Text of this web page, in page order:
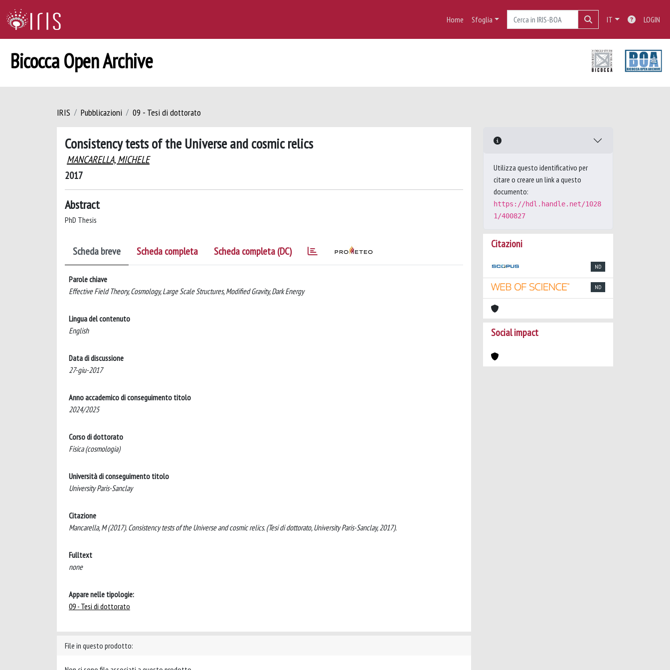
Home Sfoglia IT LOGIN
Bicocca Open Archive
IRIS Pubblicazioni 09 - Tesi di dottorato
Consistency tests of the Universe and cosmic relics
MANCARELLA, MICHELE
2017
Abstract
PhD Thesis
Scheda breve Scheda completa Scheda completa (DC)
Parole chiave
Effective Field Theory, Cosmology, Large Scale Structures, Modified Gravity, Dark Energy
Lingua del contenuto
English
Data di discussione
27-giu-2017
Anno accademico di conseguimento titolo
2024/2025
Corso di dottorato
Fisica (cosmologia)
Università di conseguimento titolo
University Paris-Sanclay
Citazione
Mancarella, M (2017). Consistency tests of the Universe and cosmic relics. (Tesi di dottorato, University Paris-Sanclay, 2017).
Fulltext
none
Appare nelle tipologie:
09 - Tesi di dottorato
File in questo prodotto:
Utilizza questo identificativo per
citare o creare un link a questo
documento:
https://hdl.handle.net/1028
1/400827
Citazioni
ND
ND
Social impact